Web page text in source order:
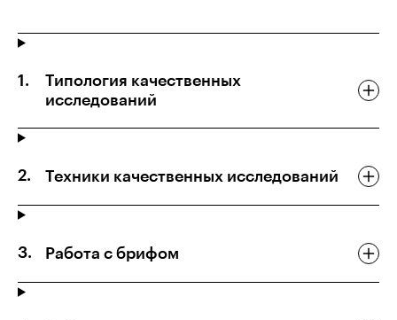
Типология качественных
исследований
Техники качественных исследований
Работа с брифом